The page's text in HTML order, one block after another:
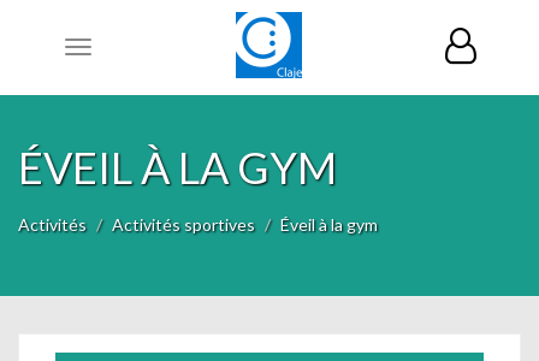
Toggle
ÉVEIL À LA GYM
Activités Activités sportives Éveil à la gym